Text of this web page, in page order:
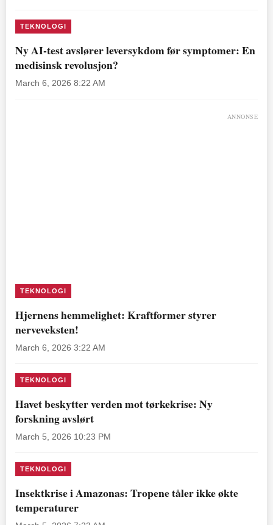
TEKNOLOGI
Ny AI-test avslører leversykdom før symptomer: En
medisinsk revolusjon?
March 6, 2026 8:22 AM
ANNONSE
TEKNOLOGI
Hjernens hemmelighet: Kraftformer styrer
nerveveksten!
March 6, 2026 3:22 AM
TEKNOLOGI
Havet beskytter verden mot tørkekrise: Ny
forskning avslørt
March 5, 2026 10:23 PM
TEKNOLOGI
Insektkrise i Amazonas: Tropene tåler ikke økte
temperaturer